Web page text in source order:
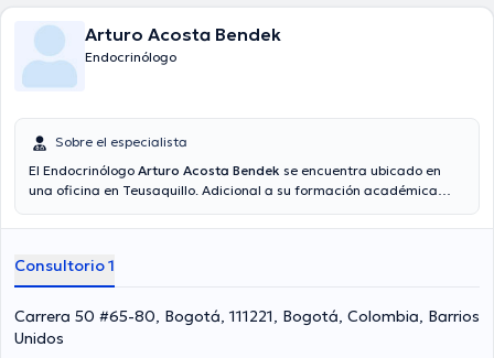
Arturo Acosta Bendek
Endocrinólogo
Sobre el especialista
El Endocrinólogo Arturo Acosta Bendek se encuentra ubicado en
una oficina en Teusaquillo. Adicional a su formación académica
especialidad. El profesional de la salud tiene varios años de
participado como miembro de diversas asociaciones médicas.
Arturo Acosta Bendek ha participado en considerables conferencias
con la intención de lograr tener una formación continua en su
ámbito de especialización y ha anunciado importantes
comunicados. Español es el idioma principal hablado por el
Consultorio 1
Carrera 50 #65-80, Bogotá, 111221, Bogotá, Colombia, Barrios
Unidos